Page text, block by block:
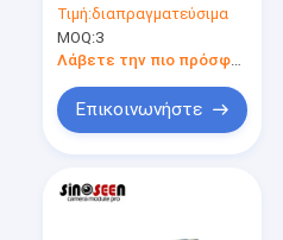
Smartphones
Τιμή:διαπραγματεύσιμα
MOQ:3
Επικοινωνήστε